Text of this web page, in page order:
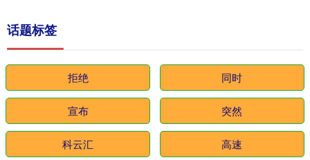
话题标签
拒绝 同时
宣布 突然
科云汇 高速